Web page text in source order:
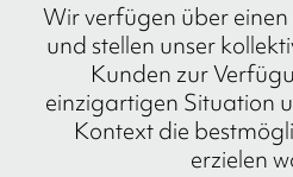
Wir verfügen über
und stellen unser
Kunden zur
einzigartigen Situation
Kontext die
erzielen